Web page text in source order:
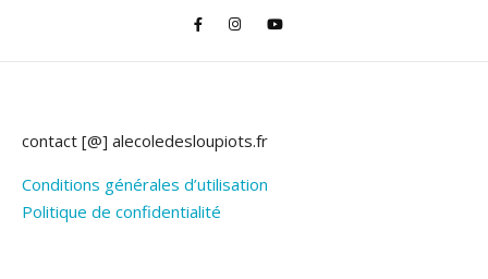
contact [@] alecoledesloupiots.fr
Conditions générales d’utilisation
Politique de confidentialité